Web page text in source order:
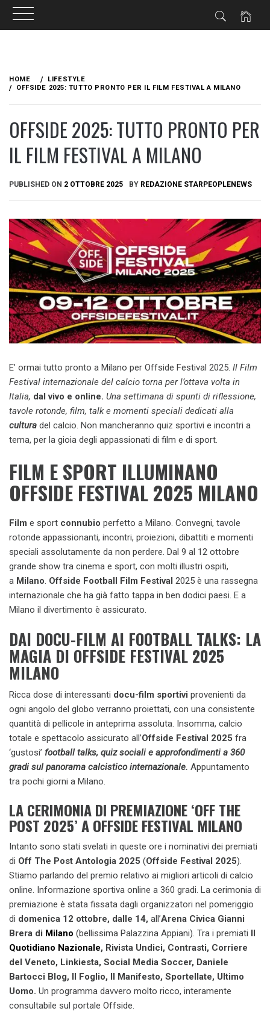
content
HOME
LIFESTYLE
OFFSIDE 2025: TUTTO PRONTO PER IL FILM FESTIVAL A MILANO
OFFSIDE 2025: TUTTO PRONTO PER
IL FILM FESTIVAL A MILANO
PUBLISHED ON 2 OTTOBRE 2025 BY REDAZIONE STARPEOPLENEWS
E’ ormai tutto pronto a Milano per Offside Festival 2025. Il Film
Festival internazionale del calcio torna per l’ottava volta in
Italia, dal vivo e online. Una settimana di spunti di riflessione,
tavole rotonde, film, talk e momenti speciali dedicati alla
cultura del calcio. Non mancheranno quiz sportivi e incontri a
tema, per la gioia degli appassionati di film e di sport.
FILM E SPORT ILLUMINANO
OFFSIDE FESTIVAL 2025 MILANO
Film e sport connubio perfetto a Milano. Convegni, tavole
rotonde appassionanti, incontri, proiezioni, dibattiti e momenti
speciali assolutamente da non perdere. Dal 9 al 12 ottobre
grande show tra cinema e sport, con molti illustri ospiti,
a Milano. Offside Football Film Festival 2025 è una rassegna
internazionale che ha già fatto tappa in ben dodici paesi. E a
Milano il divertimento è assicurato.
DAI DOCU-FILM AI FOOTBALL TALKS: LA
MAGIA DI OFFSIDE FESTIVAL 2025
MILANO
Ricca dose di interessanti docu-film sportivi provenienti da
ogni angolo del globo verranno proiettati, con una consistente
quantità di pellicole in anteprima assoluta. Insomma, calcio
totale e spettacolo assicurato all’Offside Festival 2025 fra
‘gustosi’ football talks, quiz sociali e approfondimenti a 360
gradi sul panorama calcistico internazionale. Appuntamento
tra pochi giorni a Milano.
LA CERIMONIA DI PREMIAZIONE ‘OFF THE
POST 2025’ A OFFSIDE FESTIVAL MILANO
Intanto sono stati svelati in queste ore i nominativi dei premiati
di Off The Post Antologia 2025 (Offside Festival 2025).
Stiamo parlando del premio relativo ai migliori articoli di calcio
online. Informazione sportiva online a 360 gradi. La cerimonia di
premiazione è stata fissata dagli organizzatori nel pomeriggio
di domenica 12 ottobre, dalle 14, all’Arena Civica Gianni
Brera di Milano (bellissima Palazzina Appiani). Tra i premiati Il
Quotidiano Nazionale, Rivista Undici, Contrasti, Corriere
del Veneto, Linkiesta, Social Media Soccer, Daniele
Bartocci Blog, Il Foglio, Il Manifesto, Sportellate, Ultimo
Uomo. Un programma davvero molto ricco, interamente
consultabile sul portale Offside.